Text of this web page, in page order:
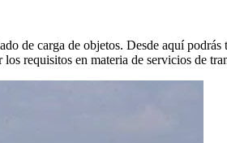
de carga de objetos. Desde aquí
requisitos en materia de servicios de